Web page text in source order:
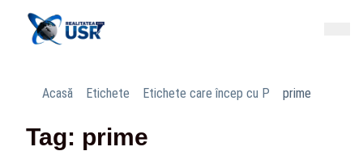
Acasă Etichete Etichete care încep cu P prime
Tag: prime